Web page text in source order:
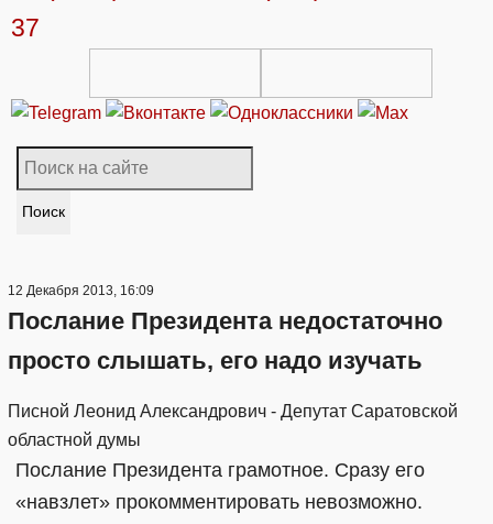
37
Поиск
12 Декабря 2013, 16:09
Послание Президента недостаточно
просто слышать, его надо изучать
Писной Леонид Александрович - Депутат Саратовской
областной думы
Послание Президента грамотное. Сразу его
«навзлет» прокомментировать невозможно.